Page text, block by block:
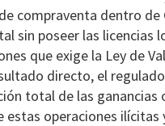
compraventa dentro de
sin poseer las licencias
que exige la Ley de
directo, el
total de las ganancias
estas operaciones ilícitas